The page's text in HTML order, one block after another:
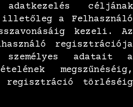
céljának
illetőleg a Felhasználó
kezeli. Az
regisztrációja
személyes adatait a
megszűnéséig,
regisztráció törléséig